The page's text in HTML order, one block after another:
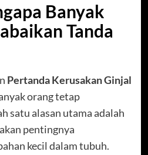
Banyak
Tanda
Pertanda Kerusakan Ginjal
orang tetap
satu alasan utama adalah
pentingnya
kecil dalam tubuh.